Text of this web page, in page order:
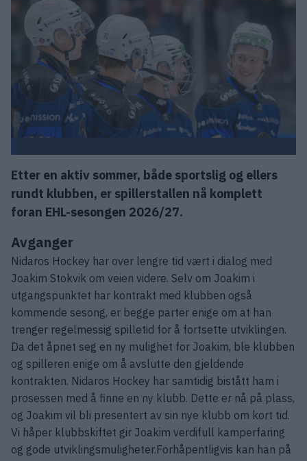
Etter en aktiv sommer, både sportslig og ellers
rundt klubben, er spillerstallen nå komplett
foran EHL-sesongen 2026/27.
Avganger
Nidaros Hockey har over lengre tid vært i dialog med
Joakim Stokvik om veien videre. Selv om Joakim i
utgangspunktet har kontrakt med klubben også
kommende sesong, er begge parter enige om at han
trenger regelmessig spilletid for å fortsette utviklingen.
Da det åpnet seg en ny mulighet for Joakim, ble klubben
og spilleren enige om å avslutte den gjeldende
kontrakten. Nidaros Hockey har samtidig bistått ham i
prosessen med å finne en ny klubb. Dette er nå på plass,
og Joakim vil bli presentert av sin nye klubb om kort tid.
Vi håper klubbskiftet gir Joakim verdifull kamperfaring
og gode utviklingsmuligheter.Forhåpentligvis kan han på